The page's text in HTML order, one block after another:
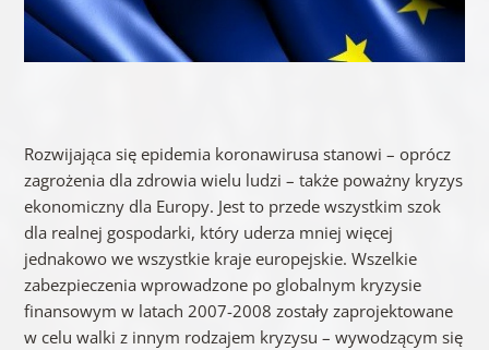
Rozwijająca się epidemia koronawirusa stanowi – oprócz
zagrożenia dla zdrowia wielu ludzi – także poważny kryzys
ekonomiczny dla Europy. Jest to przede wszystkim szok
dla realnej gospodarki, który uderza mniej więcej
jednakowo we wszystkie kraje europejskie. Wszelkie
zabezpieczenia wprowadzone po globalnym kryzysie
finansowym w latach 2007-2008 zostały zaprojektowane
w celu walki z innym rodzajem kryzysu – wywodzącym się